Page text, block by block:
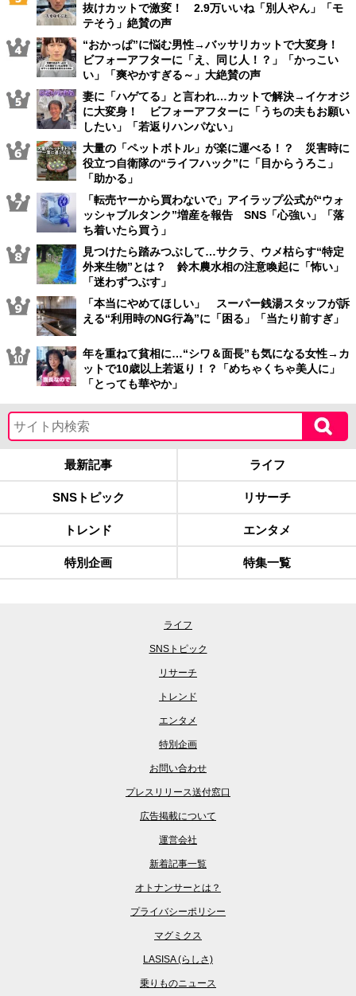
抜けカットで激変！ 2.9万いいね「別人やん」「モ
テそう」絶賛の声
“おかっぱ”に悩む男性→バッサリカットで大変身！
ビフォーアフターに「え、同じ人！？」「かっこい
い」「爽やかすぎる～」大絶賛の声
妻に「ハゲてる」と言われ…カットで解決→イケオジ
に大変身！ ビフォーアフターに「うちの夫もお願い
したい」「若返りハンパない」
大量の「ペットボトル」が楽に運べる！？ 災害時に
役立つ自衛隊の“ライフハック”に「目からうろこ」
「助かる」
「転売ヤーから買わないで」アイラップ公式が“ウォ
ッシャブルタンク”増産を報告 SNS「心強い」「落
ち着いたら買う」
見つけたら踏みつぶして…サクラ、ウメ枯らす“特定
外来生物”とは？ 鈴木農水相の注意喚起に「怖い」
「迷わずつぶす」
「本当にやめてほしい」 スーパー銭湯スタッフが訴
える“利用時のNG行為”に「困る」「当たり前すぎ」
年を重ねて貧相に…“シワ＆面長”も気になる女性→カ
ットで10歳以上若返り！？「めちゃくちゃ美人に」
「とっても華やか」
最新記事 ライフ
SNSトピック リサーチ
トレンド エンタメ
特別企画 特集一覧
ライフ
SNSトピック
リサーチ
トレンド
エンタメ
特別企画
お問い合わせ
プレスリリース送付窓口
広告掲載について
運営会社
新着記事一覧
オトナンサーとは？
プライバシーポリシー
マグミクス
LASISA (らしさ)
乗りものニュース